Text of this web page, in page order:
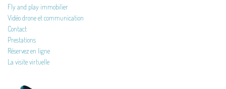
Fly and play immobilier
Vidéo drone et communication
Contact
Prestations
Réservez en ligne
La visite virtuelle